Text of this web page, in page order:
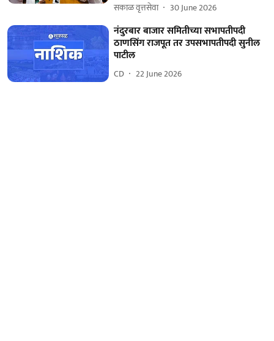
सकाळ वृत्तसेवा 30 June 2026
नंदुरबार बाजार समितीच्या सभापतीपदी
ठाणसिंग राजपूत तर उपसभापतीपदी सुनील
पाटील
CD 22 June 2026